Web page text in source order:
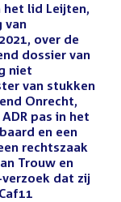
het lid Leijten,
van
over de
dossier van
niet
van stukken
Onrecht,
pas in het
en een
rechtszaak
Trouw en
verzoek dat zij